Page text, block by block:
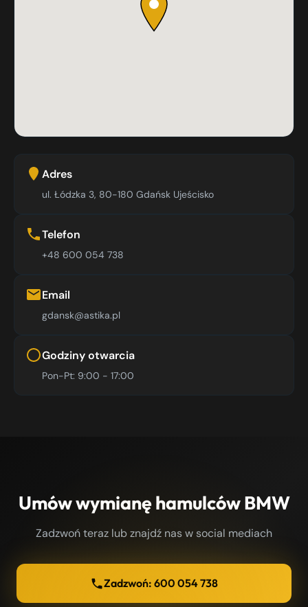
Adres
ul. Łódzka 3, 80-180 Gdańsk Ujeścisko
Telefon
+48 600 054 738
Email
gdansk@astika.pl
Godziny otwarcia
Pon-Pt: 9:00 - 17:00
Umów wymianę hamulców BMW
Zadzwoń teraz lub znajdź nas w social mediach
Zadzwoń: 600 054 738